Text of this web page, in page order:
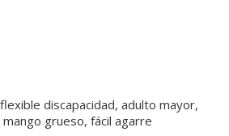
discapacidad, adulto mayor,
mango grueso, fácil agarre